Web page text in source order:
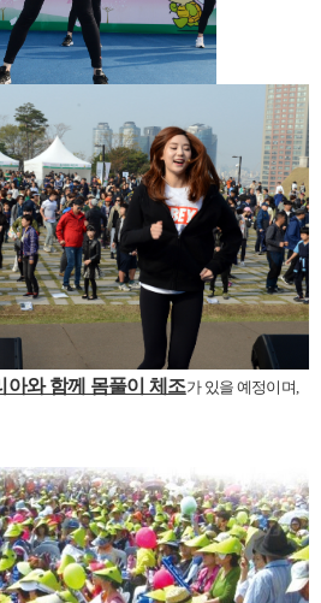
아와 함께 몸풀이 체조가 있을 예정이며,